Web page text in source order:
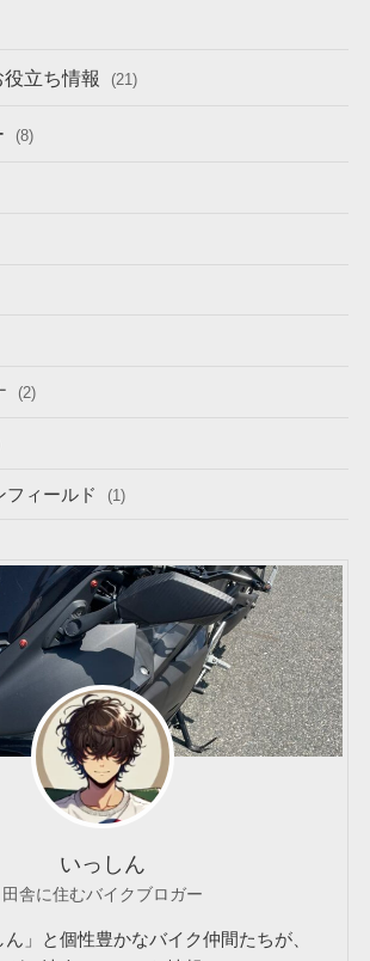
立ち情報 (21)
(8)
(2)
フィールド (1)
いっしん
田舎に住むバイクブロガー
」と個性豊かなバイク仲間たちが、